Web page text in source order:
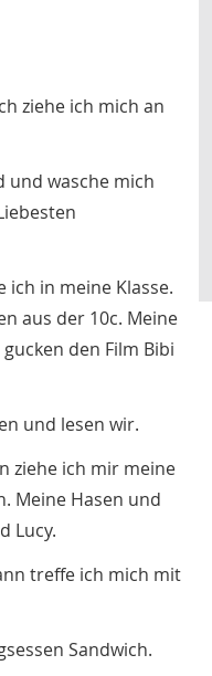
ziehe ich mich an
und wasche mich
ich in meine Klasse.
aus der 10c. Meine
den Film Bibi
und lesen wir.
ziehe ich mir meine
Meine Hasen und
Lucy.
treffe ich mich mit
Sandwich.